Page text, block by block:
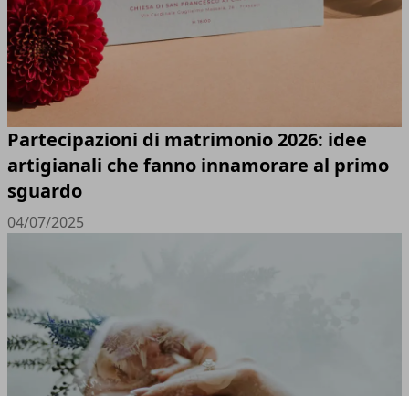
Partecipazioni di matrimonio 2026: idee
artigianali che fanno innamorare al primo
sguardo
04/07/2025